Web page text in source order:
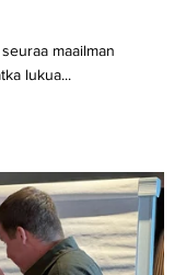
maailman
lukua...